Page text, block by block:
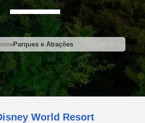
»Parques e Atrações
World Resort